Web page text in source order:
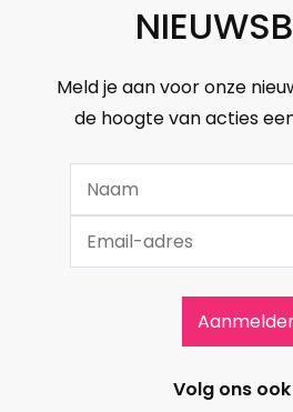
Meld je aan voor onze
de hoogte van acties
Volg ons